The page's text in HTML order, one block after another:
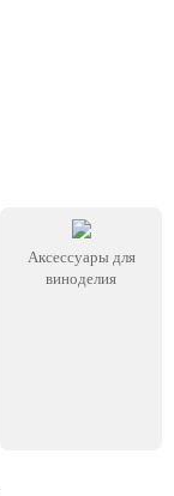
Аксессуары для
виноделия